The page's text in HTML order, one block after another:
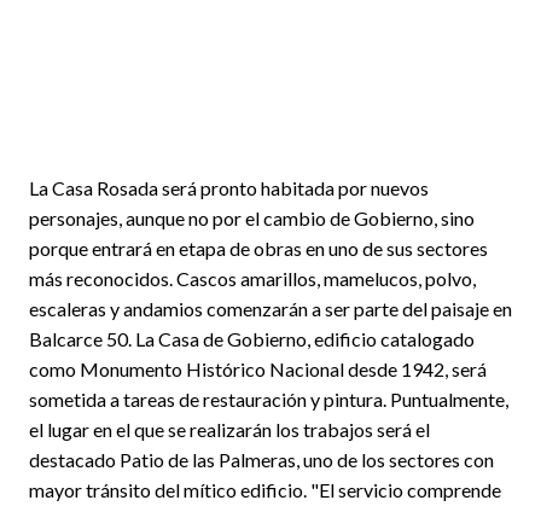
La Casa Rosada será pronto habitada por nuevos
personajes, aunque no por el cambio de Gobierno, sino
porque entrará en etapa de obras en uno de sus sectores
más reconocidos. Cascos amarillos, mamelucos, polvo,
escaleras y andamios comenzarán a ser parte del paisaje en
Balcarce 50. La Casa de Gobierno, edificio catalogado
como Monumento Histórico Nacional desde 1942, será
sometida a tareas de restauración y pintura. Puntualmente,
el lugar en el que se realizarán los trabajos será el
destacado Patio de las Palmeras, uno de los sectores con
mayor tránsito del mítico edificio. "El servicio comprende